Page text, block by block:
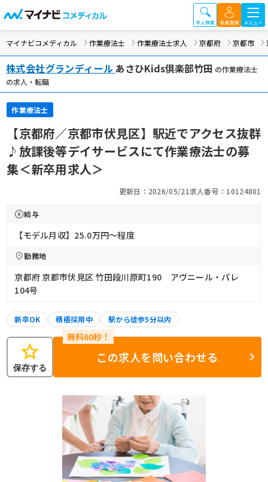
マイナビコメディカル 作業療法士 作業療法士求人 京都府 京都市
株式会社グランディール あさひKids倶楽部竹田 の作業療法士
の求人・転職
作業療法士
【京都府／京都市伏見区】駅近でアクセス抜群
♪放課後等デイサービスにて作業療法士の募
集＜新卒用求人＞
更新日：2026/05/21求人番号：10124801
給与
【モデル月収】25.0万円〜程度
勤務地
京都府 京都市伏見区 竹田段川原町190 アヴニール・パレ
104号
新卒OK 積極採用中 駅から徒歩5分以内
star
保存する
この求人を問い合わせる